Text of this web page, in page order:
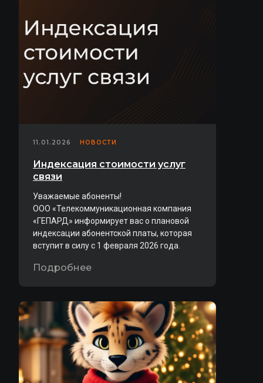
11.01.2026 НОВОСТИ
Индексация стоимости услуг
связи
Уважаемые абоненты!
ООО «Телекоммуникационная компания
«ГЕПАРД» информирует вас о плановой
индексации абонентской платы, которая
вступит в силу с 1 февраля 2026 года.
Подробнее